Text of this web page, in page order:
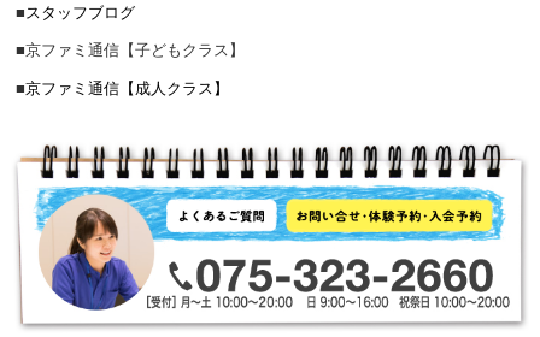
■スタッフブログ
■京ファミ通信【子どもクラス】
■京ファミ通信【成人クラス】